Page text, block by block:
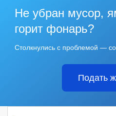
Не убран мусор,
горит фонарь?
Столкнулись с проблемой —
Подать